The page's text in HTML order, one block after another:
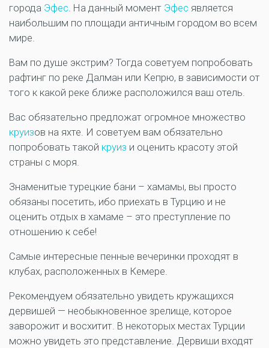
города Эфес. На данный момент Эфес является
наибольшим по площади античным городом во всем
мире.
Вам по душе экстрим? Тогда советуем попробовать
рафтинг по реке Далман или Кепрю, в зависимости от
того к какой реке ближе расположился ваш отель.
Вас обязательно предложат огромное множество
круизов на яхте. И советуем вам обязательно
попробовать такой круиз и оценить красоту этой
страны с моря.
Знаменитые турецкие бани – хамамы, вы просто
обязаны посетить, ибо приехать в Турцию и не
оценить отдых в хамаме – это преступление по
отношению к себе!
Самые интересные пенные вечеринки проходят в
клубах, расположенных в Кемере.
Рекомендуем обязательно увидеть кружащихся
дервишей — необыкновенное зрелище, которое
заворожит и восхитит. В некоторых местах Турции
можно увидеть это представление. Дервиши входят